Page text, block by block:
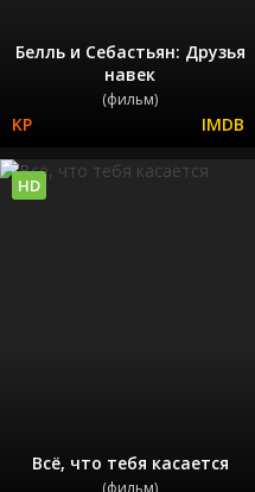
Белль и Себастьян: Друзья
навек
(фильм)
Всё, что тебя касается
(фильм)
HD